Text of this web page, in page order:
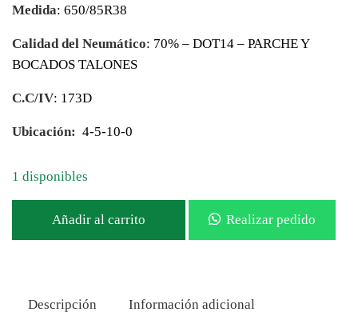
Medida: 650/85R38
Calidad del Neumático: 70% – DOT14 – PARCHE Y
BOCADOS TALONES
C.C/IV: 173D
Ubicación: 4-5-10-0
1 disponibles
Añadir al carrito Realizar pedido
Descripción Información adicional